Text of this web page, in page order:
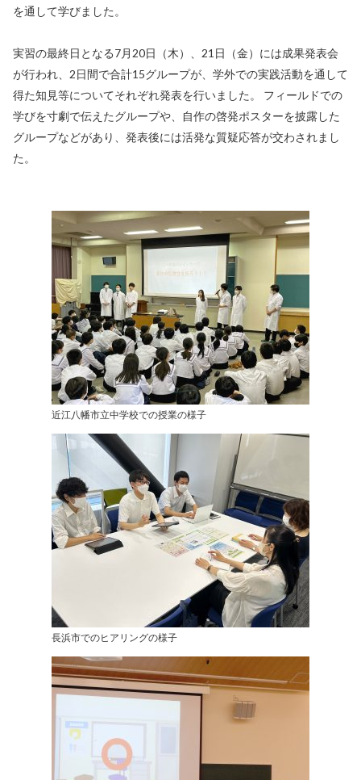
を通して学びました。
実習の最終日となる7月20日（木）、21日（金）には成果発表会
が行われ、2日間で合計15グループが、学外での実践活動を通して
得た知見等についてそれぞれ発表を行いました。 フィールドでの
学びを寸劇で伝えたグループや、自作の啓発ポスターを披露した
グループなどがあり、発表後には活発な質疑応答が交わされまし
た。
近江八幡市立中学校での授業の様子
長浜市でのヒアリングの様子